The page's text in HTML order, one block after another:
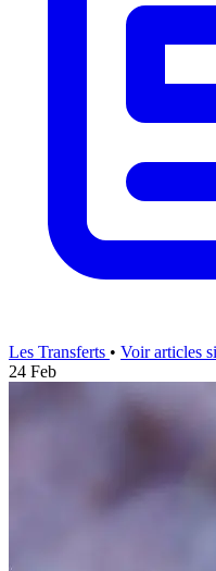
Les Transferts • Voir articles
24 Feb